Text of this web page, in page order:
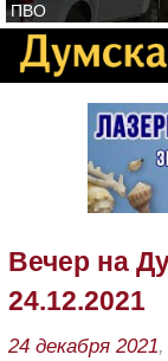
ПВО
Вечер на
24.12.2021
24 декабря 2021